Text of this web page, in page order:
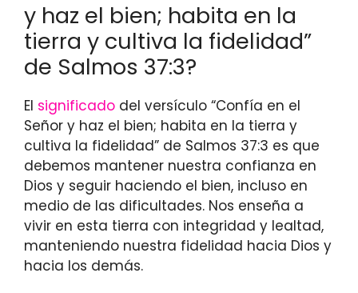
y haz el bien; habita en la
tierra y cultiva la fidelidad”
de Salmos 37:3?
El significado del versículo “Confía en el
Señor y haz el bien; habita en la tierra y
cultiva la fidelidad” de Salmos 37:3 es que
debemos mantener nuestra confianza en
Dios y seguir haciendo el bien, incluso en
medio de las dificultades. Nos enseña a
vivir en esta tierra con integridad y lealtad,
manteniendo nuestra fidelidad hacia Dios y
hacia los demás.